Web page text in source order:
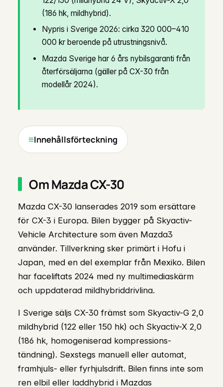
(186 hk, mildhybrid).
Nypris i Sverige 2026: cirka 320 000–410
000 kr beroende på utrustningsnivå.
Mazda Sverige har 6 års nybilsgaranti från
återförsäljarna (gäller på CX-30 från
modellår 2024).
Innehållsförteckning
Om Mazda CX-30
Mazda CX-30 lanserades 2019 som ersättare
för CX-3 i Europa. Bilen bygger på Skyactiv-
Vehicle Architecture som även Mazda3
använder. Tillverkning sker primärt i Hofu i
Japan, med en del exemplar från Mexiko. Bilen
har faceliftats 2024 med ny multimediaskärm
och uppdaterad mildhybriddrivlina.
I Sverige säljs CX-30 främst som Skyactiv-G 2,0
mildhybrid (122 eller 150 hk) och Skyactiv-X 2,0
(186 hk, homogeniserad kompressions-
tändning). Sexstegs manuell eller automat,
framhjuls- eller fyrhjulsdrift. Bilen finns inte som
ren elbil eller laddhybrid i Mazdas